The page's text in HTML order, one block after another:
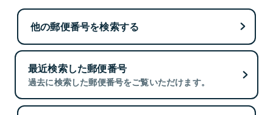
他の郵便番号を検索する
最近検索した郵便番号
過去に検索した郵便番号をご覧いただけます。